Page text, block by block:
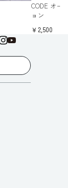
CODE オー
ョン
￥2,500